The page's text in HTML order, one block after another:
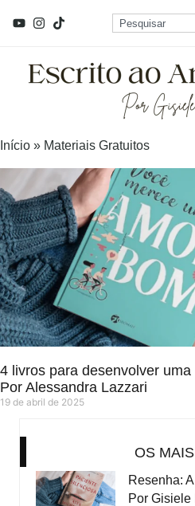
Início » Materiais Gratuitos
4 livros para desenvolver
Por Alessandra Lazzari
19 de abril de 2025
OS
Resenha:
Por Gisiele